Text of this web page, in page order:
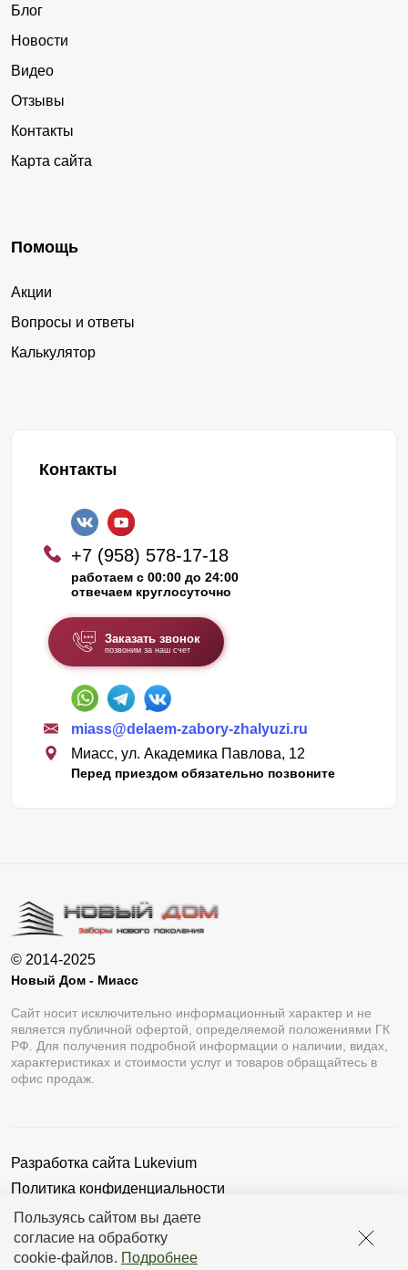
Пользуясь сайтом вы даете
согласие на обработку
cookie-файлов. Подробнее
Блог
Новости
Видео
Отзывы
Контакты
Карта сайта
Помощь
Акции
Вопросы и ответы
Калькулятор
Контакты
+7 (958) 578-17-18
работаем с 00:00 до 24:00
отвечаем круглосуточно
Заказать звонок
позвоним за наш счет
miass@delaem-zabory-zhalyuzi.ru
Миасс, ул. Академика Павлова, 12
Перед приездом обязательно позвоните
© 2014-2025
Новый Дом - Миасс
Сайт носит исключительно информационный характер и не
является публичной офертой, определяемой положениями ГК
РФ. Для получения подробной информации о наличии, видах,
характеристиках и стоимости услуг и товаров обращайтесь в
офис продаж.
Разработка сайта Lukevium
Политика конфиденциальности
Пользовательское соглашение